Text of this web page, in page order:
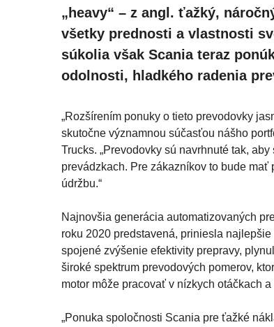
„heavy“ – z angl. ťažký,
všetky prednosti a vlastnosti
súkolia však Scania teraz
odolnosti, hladkého radenia
„Rozšírením ponuky o tieto prevodovky
skutočne významnou súčasťou nášho
Trucks. „Prevodovky sú navrhnuté tak,
prevádzkach. Pre zákazníkov to bude
údržbu.“
Najnovšia generácia automatizovaných
roku 2020 predstavená, priniesla
spojené zvýšenie efektivity prepravy,
široké spektrum prevodových pomerov,
motor môže pracovať v nízkych otáčkach
„Ponuka spoločnosti Scania pre ťažké